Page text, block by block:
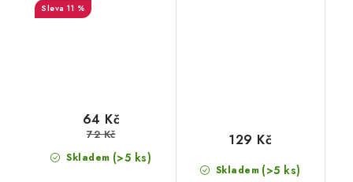
11 %
Skladem (>5 ks)
64 Kč
72 Kč
Skladem (>5 ks)
129 Kč